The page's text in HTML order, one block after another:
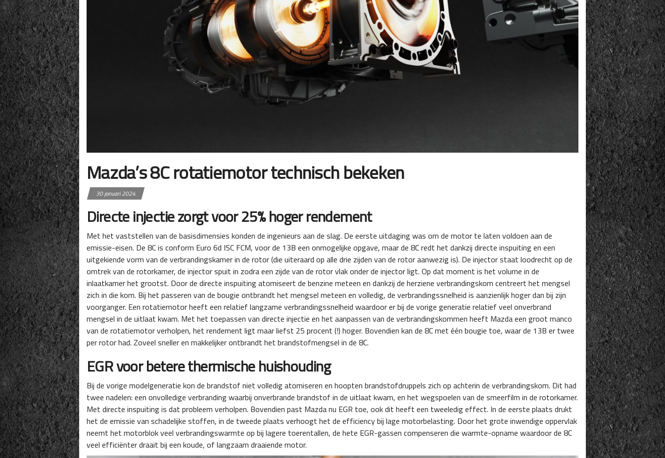
Mazda’s 8C rotatiemotor technisch bekeken
30 januari 2024
Directe injectie zorgt voor 25% hoger rendement
Met het vaststellen van de basisdimensies konden de ingenieurs aan de slag. De eerste uitdaging was om de motor te laten voldoen aan de
emissie-eisen. De 8C is conform Euro 6d ISC FCM, voor de 13B een onmogelijke opgave, maar de 8C redt het dankzij directe inspuiting en een
uitgekiende vorm van de verbrandingskamer in de rotor (die uiteraard op alle drie zijden van de rotor aanwezig is). De injector staat loodrecht op de
omtrek van de rotorkamer, de injector spuit in zodra een zijde van de rotor vlak onder de injector ligt. Op dat moment is het volume in de
inlaatkamer het grootst. Door de directe inspuiting atomiseert de benzine meteen en dankzij de herziene verbrandingskom centreert het mengsel
zich in die kom. Bij het passeren van de bougie ontbrandt het mengsel meteen en volledig, de verbrandingssnelheid is aanzienlijk hoger dan bij zijn
voorganger. Een rotatiemotor heeft een relatief langzame verbrandingssnelheid waardoor er bij de vorige generatie relatief veel onverbrand
mengsel in de uitlaat kwam. Met het toepassen van directe injectie en het aanpassen van de verbrandingskommen heeft Mazda een groot manco
van de rotatiemotor verholpen, het rendement ligt maar liefst 25 procent (!) hoger. Bovendien kan de 8C met één bougie toe, waar de 13B er twee
per rotor had. Zoveel sneller en makkelijker ontbrandt het brandstofmengsel in de 8C.
EGR voor betere thermische huishouding
Bij de vorige modelgeneratie kon de brandstof niet volledig atomiseren en hoopten brandstofdruppels zich op achterin de verbrandingskom. Dit had
twee nadelen: een onvolledige verbranding waarbij onverbrande brandstof in de uitlaat kwam, en het wegspoelen van de smeerfilm in de rotorkamer.
Met directe inspuiting is dat probleem verholpen. Bovendien past Mazda nu EGR toe, ook dit heeft een tweeledig effect. In de eerste plaats drukt
het de emissie van schadelijke stoffen, in de tweede plaats verhoogt het de efficiency bij lage motorbelasting. Door het grote inwendige oppervlak
neemt het motorblok veel verbrandingswarmte op bij lagere toerentallen, de hete EGR-gassen compenseren die warmte-opname waardoor de 8C
veel efficiënter draait bij een koude, of langzaam draaiende motor.